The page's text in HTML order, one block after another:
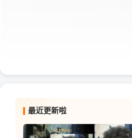
最近更新啦